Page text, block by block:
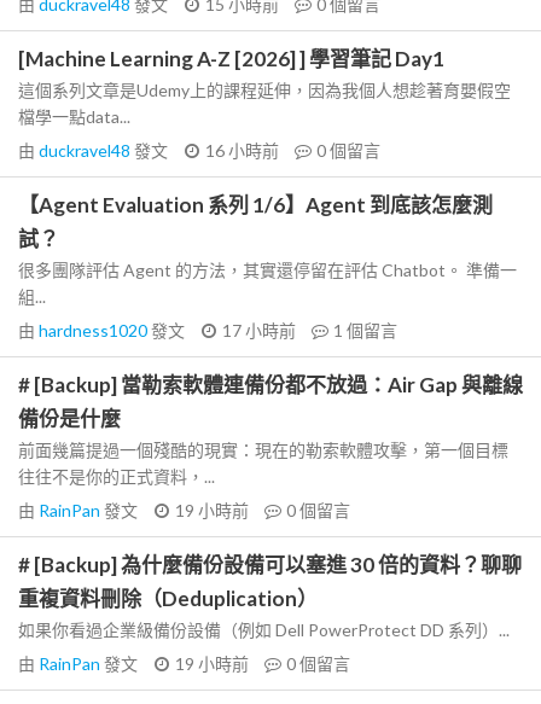
由 duckravel48 發文 15 小時前 0個留言
[Machine Learning A-Z [2026] ] 學習筆記 Day1
這個系列文章是Udemy上的課程延伸，因為我個人想趁著育嬰假空
檔學一點data...
由 duckravel48 發文 16 小時前 0個留言
【Agent Evaluation 系列 1/6】Agent 到底該怎麼測
試？
很多團隊評估 Agent 的方法，其實還停留在評估 Chatbot。 準備一
組...
由 hardness1020發文 17 小時前 1 個留言
# [Backup] 當勒索軟體連備份都不放過：Air Gap 與離線
備份是什麼
前面幾篇提過一個殘酷的現實：現在的勒索軟體攻擊，第一個目標
往往不是你的正式資料，...
由 RainPan 發文 19 小時前 0個留言
# [Backup] 為什麼備份設備可以塞進 30 倍的資料？聊聊
重複資料刪除（Deduplication）
如果你看過企業級備份設備（例如 Dell PowerProtect DD 系列）...
由 RainPan 發文 19 小時前 0個留言